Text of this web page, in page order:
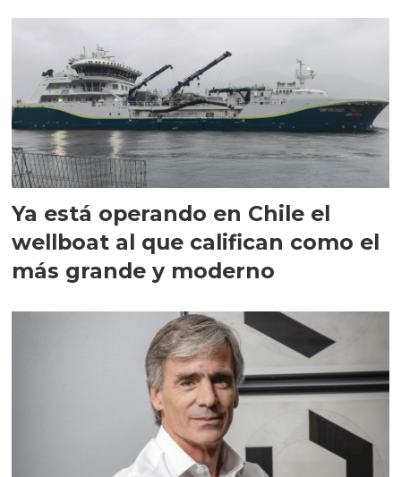
Ya está operando en Chile el
wellboat al que califican como el
más grande y moderno